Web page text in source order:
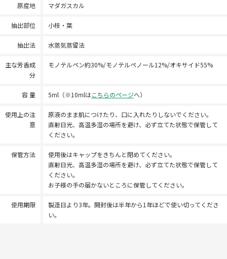
原産地 マダガスカル
抽出部位 小枝・葉
抽出法 水蒸気蒸留法
主な芳香成
分
モノテルペン約30%/モノテルペノール12%/オキサイド55%
容 量 5ml（※10mlはこちらのページへ）
使用上の注
意
原液のまま肌につけたり、口に入れたりしないでください。
直射日光、高温多湿の場所を避け、必ず立てた状態で保管して
ください。
保管方法
使用後はキャップをきちんと閉めてください。
直射日光、高温多湿の場所を避け、必ず立てた状態で保管して
ください。
お子様の手の届かないところに保管してください。
使用期限
製造日より3年。開封後は半年から1年ほどで使い切ってくださ
い。